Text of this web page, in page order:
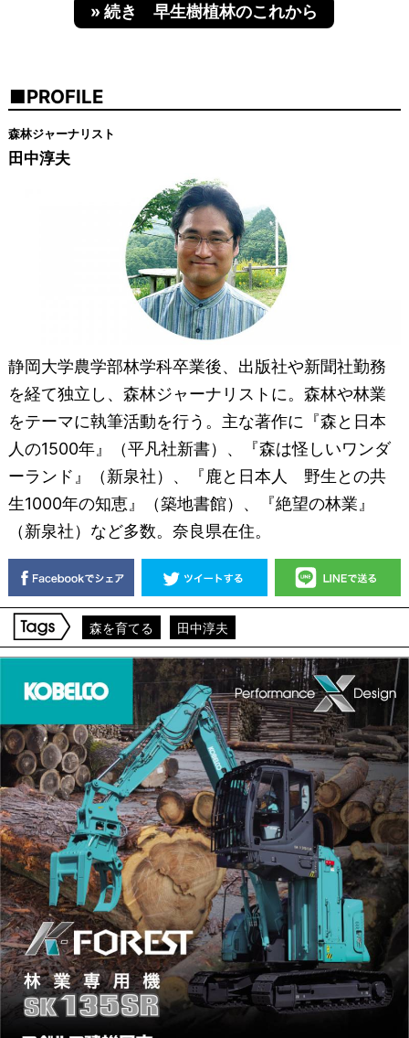
» 続き 早生樹植林のこれから
PROFILE
森林ジャーナリスト
田中淳夫
静岡大学農学部林学科卒業後、出版社や新聞社勤務
を経て独立し、森林ジャーナリストに。森林や林業
をテーマに執筆活動を行う。主な著作に『森と日本
人の1500年』（平凡社新書）、『森は怪しいワンダ
ーランド』（新泉社）、『鹿と日本人 野生との共
生1000年の知恵』（築地書館）、『絶望の林業』
（新泉社）など多数。奈良県在住。
森を育てる 田中淳夫